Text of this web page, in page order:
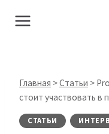
Главная >Статьи >
стоит участвовать в
СТАТЬИ